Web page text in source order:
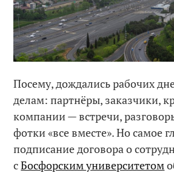
Посему, дождались рабочих
делам: партнёры, заказчики,
компании — встречи,
фотки «все вместе». Но самое
подписание договора о
сБосфорским университетом